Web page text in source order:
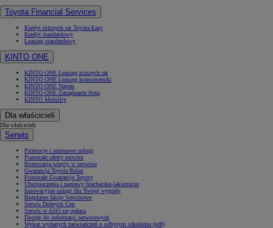
Toyota Financial Services
Kredyt niższych rat Toyota Easy
Kredyt standardowy
Leasing standardowy
KINTO ONE
KINTO ONE Leasing niższych rat
KINTO ONE Leasing konsumencki
KINTO ONE Najem
KINTO ONE Zarządzanie flotą
KINTO Mobility
Dla właścicieli
Dla właścicieli
Serwis
Promocje i sezonowe usługi
Pozostałe oferty serwisu
Rezerwacja wizyty w serwisie
Gwarancja Toyota Relax
Pozostałe Gwarancje Toyoty
Ubezpieczenia i naprawy blacharsko-lakiernicze
Innowacyjne usługi dla Twojej wygody
Bezpłatne Akcje Serwisowe
Serwis Dobrych Cen
Serwis w ASO się opłaca
Dostęp do informacji serwisowych
Wykaz wydanych zaświadczeń o odbytym szkoleniu (pdf)